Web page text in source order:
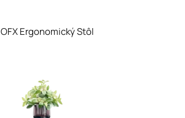
OFX Ergonomický Stôl